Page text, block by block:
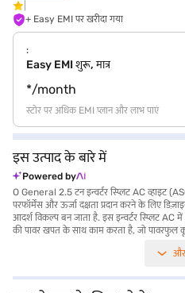
+ Easy EMI पर खरीदा गया
:
Easy EMI शुरू, मात्र
*/month
स्टोर पर अधिक EMI प्लान और लाभ पाएं
इस उत्पाद के बारे में
Powered by
O General 2.5 टन इन्वर्टर स्प्लिट AC व्हाइट
परफॉर्मेंस और ऊर्जा दक्षता प्रदान करने के लिए
आदर्श विकल्प बन जाता है. इस इन्वर्टर स्प्लिट
की पावर खपत के साथ काम करता है, जो
पसंदीदा तापमान के अनुसार तेज़ी से ढल जाता है.
टन इन्वर्टर स्प्लिट AC प्रोडक्ट पर 1 साल की